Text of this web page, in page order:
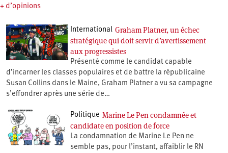
+ d’opinions
International Graham Platner, un échec
stratégique qui doit servir d’avertissement
aux progressistes
Présenté comme le candidat capable
d’incarner les classes populaires et de battre la républicaine
Susan Collins dans le Maine, Graham Platner a vu sa campagne
s’effondrer après une série de…
Politique Marine Le Pen condamnée et
candidate en position de force
La condamnation de Marine Le Pen ne
semble pas, pour l’instant, affaiblir le RN